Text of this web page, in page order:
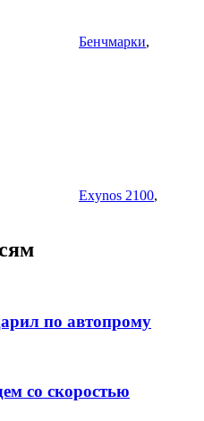
Бенчмарки,
Exynos 2100,
по автопрому
со скоростью